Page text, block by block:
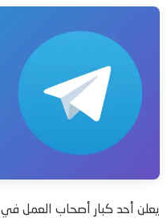
يعلن أحد كبار أصحاب العمل في مقاطعة